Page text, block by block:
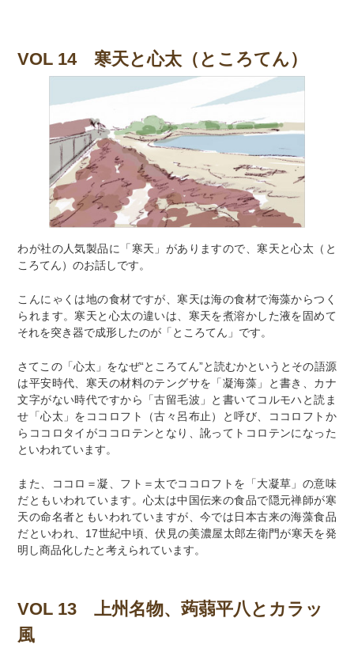
VOL 14 寒天と心太（ところてん）
わが社の人気製品に「寒天」がありますので、寒天と心太（と
ころてん）のお話しです。
こんにゃくは地の食材ですが、寒天は海の食材で海藻からつく
られます。寒天と心太の違いは、寒天を煮溶かした液を固めて
それを突き器で成形したのが「ところてん」です。
さてこの「心太」をなぜ“ところてん”と読むかというとその語源
は平安時代、寒天の材料のテングサを「凝海藻」と書き、カナ
文字がない時代ですから「古留毛波」と書いてコルモハと読ま
せ「心太」をココロフト（古々呂布止）と呼び、ココロフトか
らココロタイがココロテンとなり、訛ってトコロテンになった
といわれています。
また、ココロ＝凝、フト＝太でココロフトを「大凝草」の意味
だともいわれています。心太は中国伝来の食品で隠元禅師が寒
天の命名者ともいわれていますが、今では日本古来の海藻食品
だといわれ、17世紀中頃、伏見の美濃屋太郎左衛門が寒天を発
明し商品化したと考えられています。
VOL 13 上州名物、蒟蒻平八とカラッ
風